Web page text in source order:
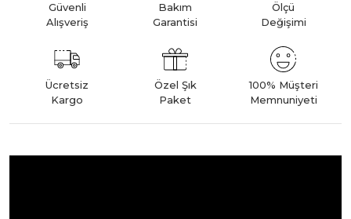
Güvenli
Alışveriş
Bakım
Garantisi
Ölçü
Değişimi
Ücretsiz
Kargo
Özel Şık
Paket
100% Müşteri
Memnuniyeti